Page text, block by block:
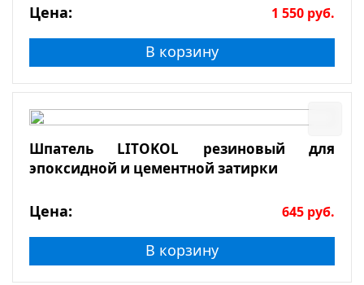
Цена: 1 550 руб.
В корзину
Шпатель LITOKOL резиновый для
эпоксидной и цементной затирки
Цена: 645 руб.
В корзину